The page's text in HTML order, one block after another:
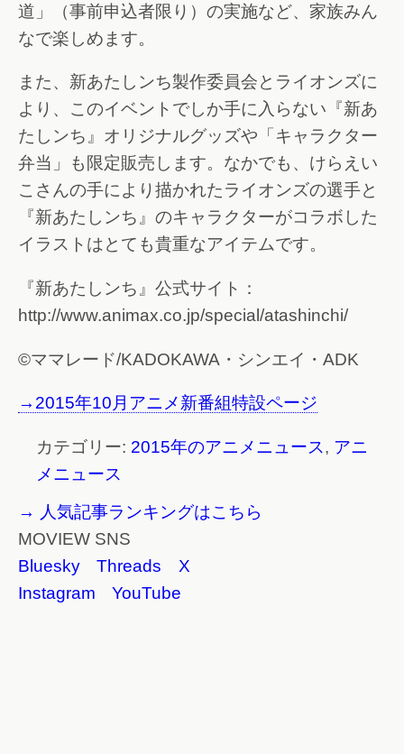
道」（事前申込者限り）の実施など、家族みん
なで楽しめます。
また、新あたしンち製作委員会とライオンズに
より、このイベントでしか手に入らない『新あ
たしンち』オリジナルグッズや「キャラクター
弁当」も限定販売します。なかでも、けらえい
こさんの手により描かれたライオンズの選手と
『新あたしンち』のキャラクターがコラボした
イラストはとても貴重なアイテムです。
『新あたしンち』公式サイト：
http://www.animax.co.jp/special/atashinchi/
©ママレード/KADOKAWA・シンエイ・ADK
→2015年10月アニメ新番組特設ページ
カテゴリー: 2015年のアニメニュース, アニ
メニュース
→ 人気記事ランキングはこちら
MOVIEW SNS
Bluesky
Threads
X
Instagram
YouTube